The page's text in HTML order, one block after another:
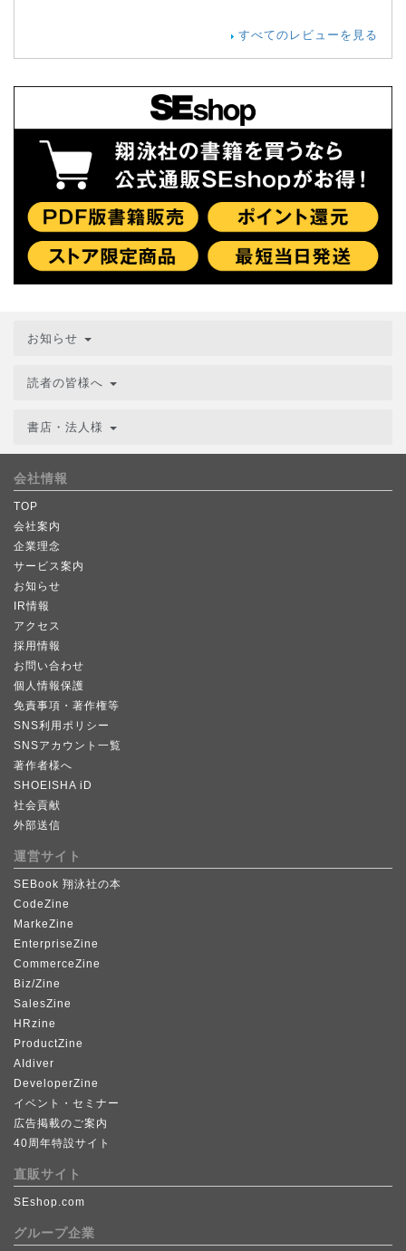
すべてのレビューを見る
お知らせ
読者の皆様へ
書店・法人様
会社情報
TOP
会社案内
企業理念
サービス案内
お知らせ
IR情報
アクセス
採用情報
お問い合わせ
個人情報保護
免責事項・著作権等
SNS利用ポリシー
SNSアカウント一覧
著作者様へ
SHOEISHA iD
社会貢献
外部送信
運営サイト
SEBook 翔泳社の本
CodeZine
MarkeZine
EnterpriseZine
CommerceZine
Biz/Zine
SalesZine
HRzine
ProductZine
AIdiver
DeveloperZine
イベント・セミナー
広告掲載のご案内
40周年特設サイト
直販サイト
SEshop.com
グループ企業